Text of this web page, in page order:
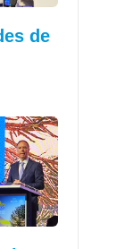
de